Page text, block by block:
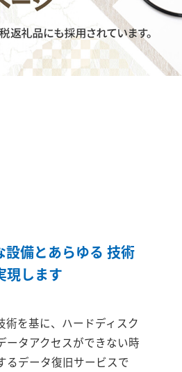
備とあらゆる 技術
現します
を基に、ハードディスク
ータアクセスができない時
るデータ復旧サービスで